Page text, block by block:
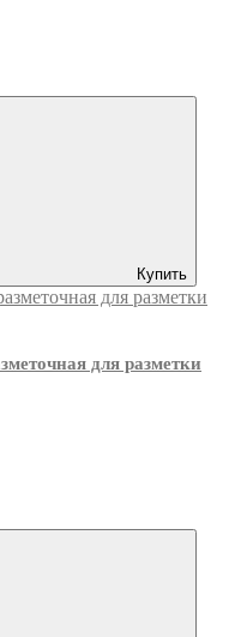
Купить
для разметки